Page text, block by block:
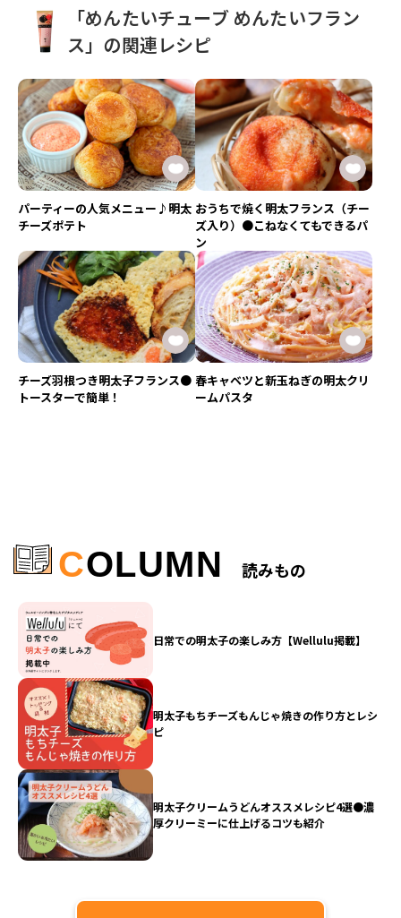
「めんたいチューブ めんたいフラン
ス」の関連レシピ
パーティーの人気メニュー♪明太
チーズポテト
おうちで焼く明太フランス（チー
ズ入り）●こねなくてもできるパ
ン
チーズ羽根つき明太子フランス●
トースターで簡単！
春キャベツと新玉ねぎの明太クリ
ームパスタ
COLUMN 読みもの
日常での明太子の楽しみ方【Wellulu掲載】
明太子もちチーズもんじゃ焼きの作り方とレシ
ピ
明太子クリームうどんオススメレシピ4選●濃
厚クリーミーに仕上げるコツも紹介